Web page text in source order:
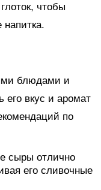
чтобы
напитка.
блюдами и
его вкус и аромат
по
сыры отлично
его сливочные